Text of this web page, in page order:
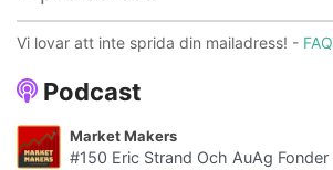
Podcast
Market Makers
#150 Eric Strand Och AuAg Fonder
Vi lovar att inte sprida din mailadress! - FAQ